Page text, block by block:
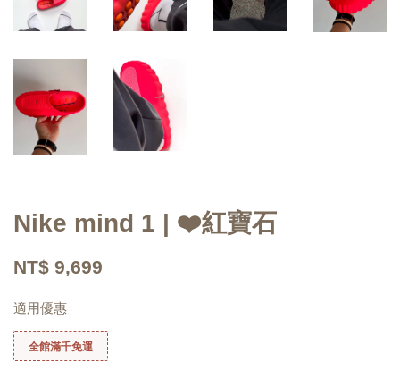
Nike mind 1 | ❤️紅寶石
NT$ 9,699
適用優惠
全館滿千免運